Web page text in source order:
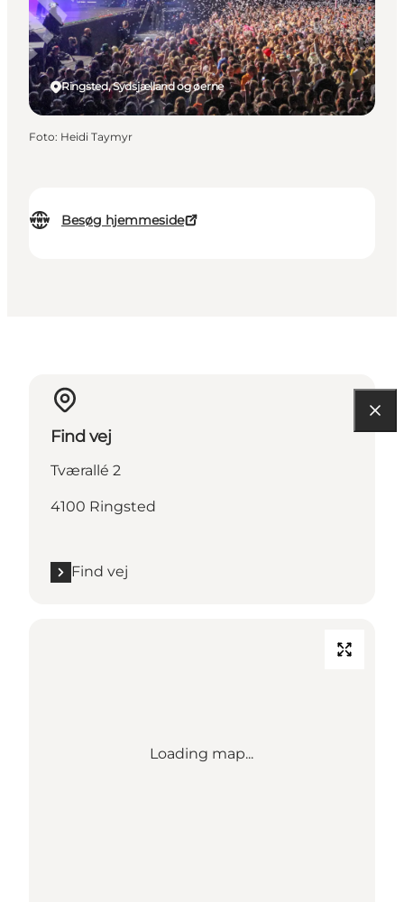
Besøg hjemmeside
Ringsted, Sydsjælland og øerne
Foto: Heidi Taymyr
Find vej
Tværallé 2
4100 Ringsted
Find vej
Loading map...